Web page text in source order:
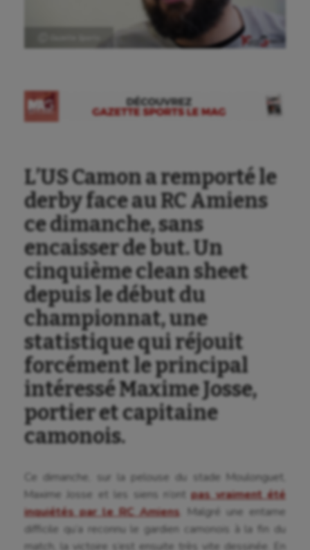
Aéronautique
L’US Camon a remporté le
derby face au RC Amiens
ce dimanche, sans
encaisser de but. Un
cinquième clean sheet
depuis le début du
championnat, une
statistique qui réjouit
forcément le principal
intéressé Maxime Josse,
portier et capitaine
camonois.
Ce dimanche, sur la pelouse du stade Moulonguet,
Maxime Josse et les siens n’ontpas vraiment été
inquiétés par le RC Amiens . Malgré une entame
difficile qu’a reconnu le gardien camonois à la fin du
match, la victoire s’est ensuite très vite dessinée. En